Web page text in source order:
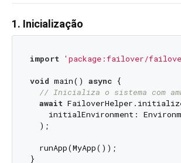
1. Inicialização
import 'package:failover/
void main() async {
// Inicializa o sistema com
await
initialEnvironment:
  );
  runApp(MyApp());